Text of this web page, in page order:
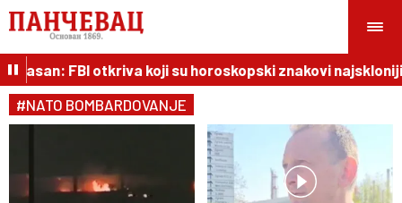
FBI otkriva koji su horoskopski znakovi najskloniji
#NATO BOMBARDOVANJE